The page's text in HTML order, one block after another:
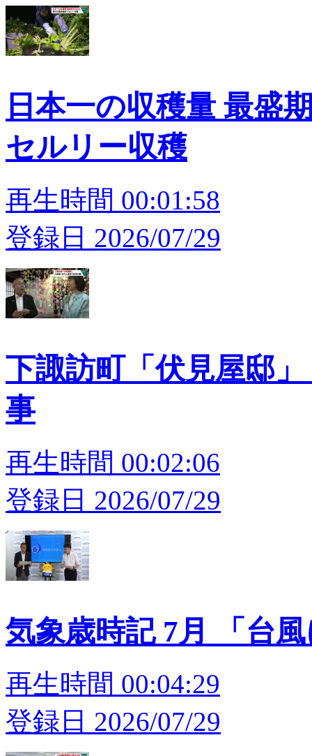
日本一の収穫量 最盛
セルリー収穫
再生時間 00:01:58
登録日 2026/07/29
下諏訪町「伏見屋邸
事
再生時間 00:02:06
登録日 2026/07/29
気象歳時記 7月 「台
再生時間 00:04:29
登録日 2026/07/29